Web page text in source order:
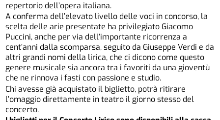
repertorio dell’opera italiana.
A conferma dell’elevato livello delle voci in concorso, la
scelta delle arie presentate ha privilegiato Giacomo
Puccini, anche per via dell’importante ricorrenza a
cent’anni dalla scomparsa, seguito da Giuseppe Verdi e da
altri grandi nomi della lirica, che ci dicono come questo
genere musicale sia ancora tra i favoriti da una gioventù
che ne rinnova i fasti con passione e studio.
Chi avesse già acquistato il biglietto, potrà ritirare
l’omaggio direttamente in teatro il giorno stesso del
concerto.